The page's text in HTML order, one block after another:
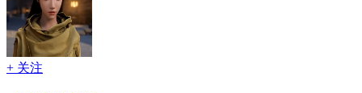
+ 关注